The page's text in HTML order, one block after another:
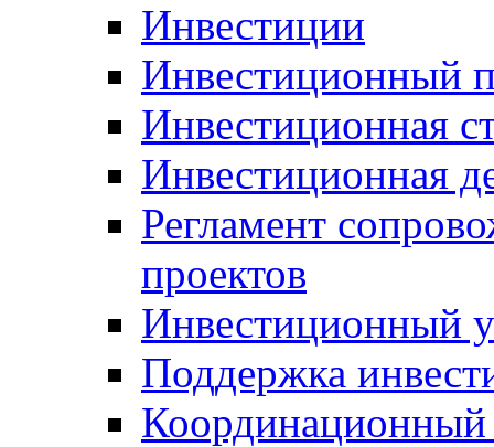
Инвестиции
Инвестиционный
Инвестиционная
Инвестиционная
Регламент
проектов
Инвестиционный
Поддержка
Координационный